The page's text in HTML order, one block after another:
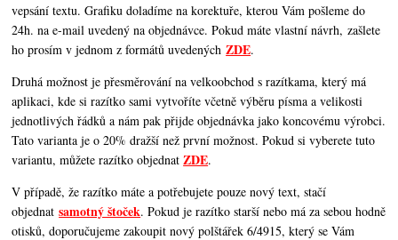
vepsání textu. Grafiku doladíme na korektuře, kterou Vám pošleme do
24h. na e-mail uvedený na objednávce. Pokud máte vlastní návrh, zašlete
ho prosím v jednom z formátů uvedenýchZDE.
Druhá možnost je přesměrování na velkoobchod s razítkama, který má
aplikaci, kde si razítko sami vytvoříte včetně výběru písma a velikosti
jednotlivých řádků a nám pak přijde objednávka jako koncovému výrobci.
Tato varianta je o 20% dražší než první možnost. Pokud si vyberete tuto
variantu, můžete razítko objednatZDE.
V případě, že razítko máte a potřebujete pouze nový text, stačí
objednatsamotný štoček. Pokud je razítko starší nebo má za sebou hodně
otisků, doporučujeme zakoupit nový polštářek 6/4915, který se Vám